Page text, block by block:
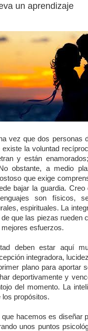
un aprendizaje
vez que dos personas
la voluntad
y están
obstante, a medio
que exige
bajar la guardia.
son físicos,
espirituales. La
que las piezas rueden
esfuerzos.
deben estar aquí
integradora,
plano para aportar
deportivamente y
del momento. La
los propósitos.
hacemos es diseñar
unos puntos